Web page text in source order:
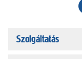
Szolgáltatás